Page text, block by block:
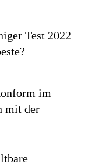
Test 2022
im
mit der